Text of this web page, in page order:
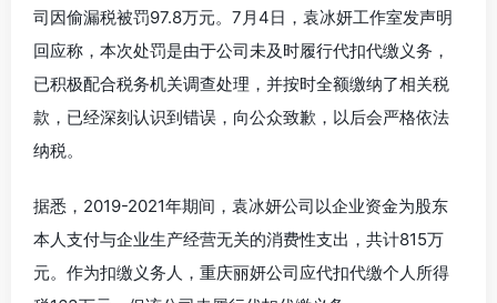
司因偷漏税被罚97.8万元。7月4日，袁冰妍工作室发声明
回应称，本次处罚是由于公司未及时履行代扣代缴义务，
已积极配合税务机关调查处理，并按时全额缴纳了相关税
款，已经深刻认识到错误，向公众致歉，以后会严格依法
纳税。
据悉，2019-2021年期间，袁冰妍公司以企业资金为股东
本人支付与企业生产经营无关的消费性支出，共计815万
元。作为扣缴义务人，重庆丽妍公司应代扣代缴个人所得